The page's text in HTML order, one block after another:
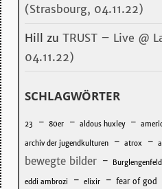
(Strasbourg, 04.11.22)
Hill zu TRUST – Live @
04.11.22)
SCHLAGWÖRTER
23 - 80er - aldous huxley -
archiv der jugendkulturen - atrox -
bewegte bilder - Burglengenfeld
eddi ambrozi - elixir - fear of god